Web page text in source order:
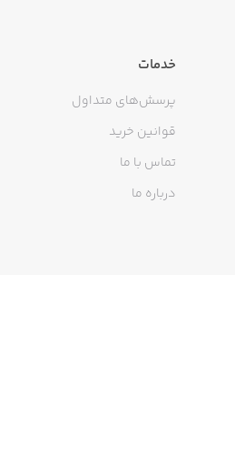
خدمات
پرسش‌های متداول
قوانین خرید
تماس با ما
درباره ما